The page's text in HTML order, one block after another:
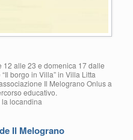
alle 23 e domenica 17 dalle
borgo in Villa” in Villa Litta
Il Melograno Onlus a
educativo.
locandina
Il Melograno